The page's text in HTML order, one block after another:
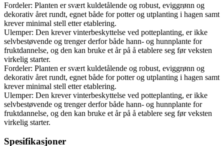
Fordeler: Planten er svært kuldetålende og robust, eviggrønn og
dekorativ året rundt, egnet både for potter og utplanting i hagen samt
krever minimal stell etter etablering.
Ulemper: Den krever vinterbeskyttelse ved potteplanting, er ikke
selvbestøvende og trenger derfor både hann- og hunnplante for
fruktdannelse, og den kan bruke et år på å etablere seg før veksten
virkelig starter.
Fordeler: Planten er svært kuldetålende og robust, eviggrønn og
dekorativ året rundt, egnet både for potter og utplanting i hagen samt
krever minimal stell etter etablering.
Ulemper: Den krever vinterbeskyttelse ved potteplanting, er ikke
selvbestøvende og trenger derfor både hann- og hunnplante for
fruktdannelse, og den kan bruke et år på å etablere seg før veksten
virkelig starter.
Spesifikasjoner